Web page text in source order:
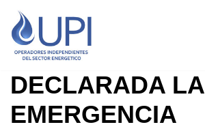
Saltar
al
DECLARADA LA
EMERGENCIA